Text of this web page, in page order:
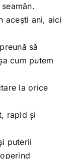
acești ani, aici
să
cum putem
la orice
rapid și
puterii